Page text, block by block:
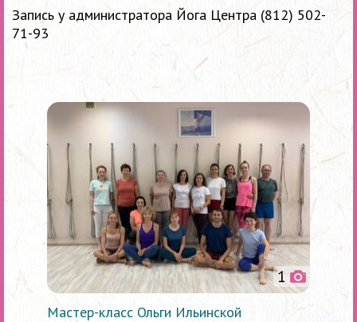
Запись у администратора Йога Центра (812) 502-
71-93
1
Мастер-класс Ольги Ильинской